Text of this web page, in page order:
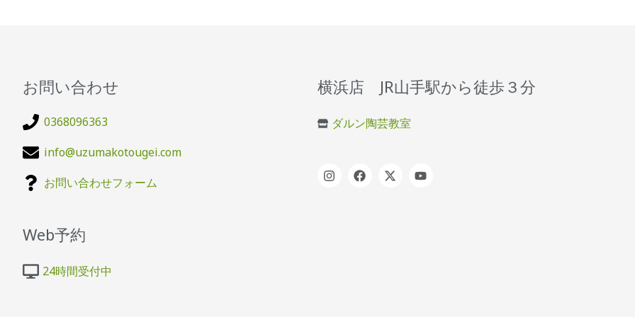
お問い合わせ
0368096363
info@uzumakotougei.com
お問い合わせフォーム
Web予約
24時間受付中
横浜店 JR山手駅から徒歩３分
ダルン陶芸教室